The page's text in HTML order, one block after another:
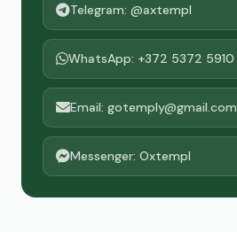
Telegram: @axtempl
WhatsApp: +372 5372 5910
Email: gotemply@gmail.com
Messenger: Oxtempl